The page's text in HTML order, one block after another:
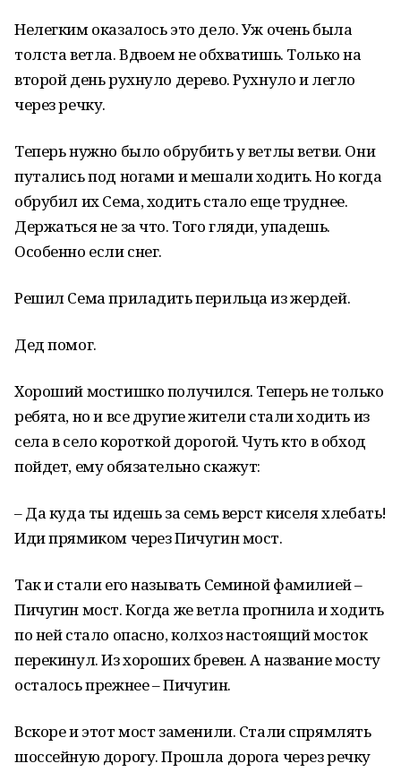
Нелегким оказалось это дело. Уж очень была
толста ветла. Вдвоем не обхватишь. Только на
второй день рухнуло дерево. Рухнуло и легло
через речку.
Теперь нужно было обрубить у ветлы ветви. Они
путались под ногами и мешали ходить. Но когда
обрубил их Сема, ходить стало еще труднее.
Держаться не за что. Того гляди, упадешь.
Особенно если снег.
Решил Сема приладить перильца из жердей.
Дед помог.
Хороший мостишко получился. Теперь не только
ребята, но и все другие жители стали ходить из
села в село короткой дорогой. Чуть кто в обход
пойдет, ему обязательно скажут:
– Да куда ты идешь за семь верст киселя хлебать!
Иди прямиком через Пичугин мост.
Так и стали его называть Семиной фамилией –
Пичугин мост. Когда же ветла прогнила и ходить
по ней стало опасно, колхоз настоящий мосток
перекинул. Из хороших бревен. А название мосту
осталось прежнее – Пичугин.
Вскоре и этот мост заменили. Стали спрямлять
шоссейную дорогу. Прошла дорога через речку